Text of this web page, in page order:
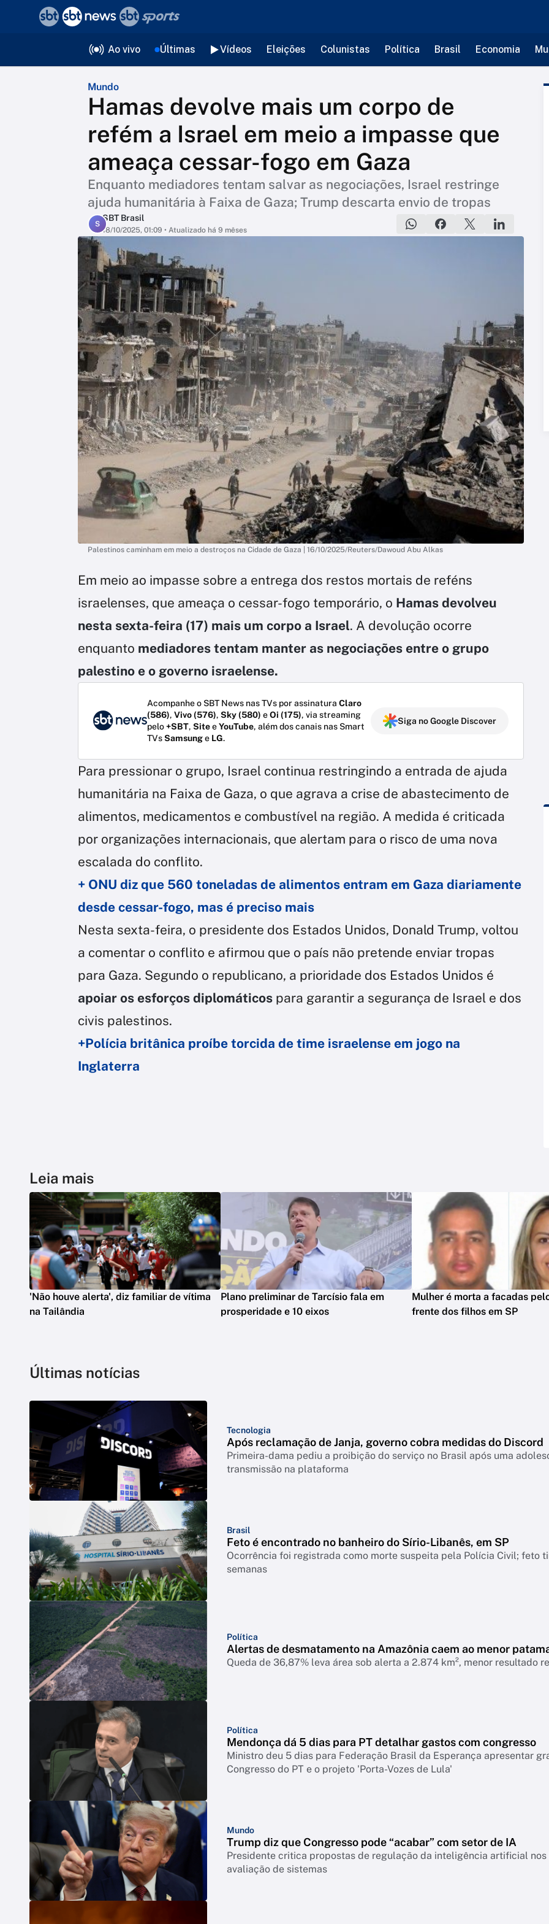
Ao vivo Últimas Vídeos Eleições Colunistas Política Brasil Economia
Mundo
Hamas devolve mais um corpo de
refém a Israel em meio a impasse que
ameaça cessar-fogo em Gaza
Enquanto mediadores tentam salvar as negociações, Israel restringe
ajuda humanitária à Faixa de Gaza; Trump descarta envio de tropas
S
SBT Brasil
18/10/2025, 01:09 • Atualizado há 9 mêses
Palestinos caminham em meio a destroços na Cidade de Gaza | 16/10/2025/Reuters/Dawoud Abu Alkas
Em meio ao impasse sobre a entrega dos restos mortais de reféns
israelenses, que ameaça o cessar-fogo temporário, o Hamas devolveu
nesta sexta-feira (17) mais um corpo a Israel. A devolução ocorre
enquanto mediadores tentam manter as negociações entre o grupo
palestino e o governo israelense.
Acompanhe o SBT News nas TVs por assinatura Claro
(586), Vivo (576), Sky (580) eOi (175), via streaming
pelo+SBT, SiteeYouTube, além dos canais nas Smart
TVsSamsunge LG.
Siga no Google Discover
Para pressionar o grupo, Israel continua restringindo a entrada de ajuda
humanitária na Faixa de Gaza, o que agrava a crise de abastecimento de
alimentos, medicamentos e combustível na região. A medida é criticada
por organizações internacionais, que alertam para o risco de uma nova
escalada do conflito.
+ ONU diz que 560 toneladas de alimentos entram em Gaza diariamente
desde cessar-fogo, mas é preciso mais
Nesta sexta-feira, o presidente dos Estados Unidos, Donald Trump, voltou
a comentar o conflito e afirmou que o país não pretende enviar tropas
para Gaza. Segundo o republicano, a prioridade dos Estados Unidos é
apoiar os esforços diplomáticos para garantir a segurança de Israel e dos
civis palestinos.
+Polícia britânica proíbe torcida de time israelense em jogo na
Inglaterra
Leia mais
'Não houve alerta', diz familiar de vítima
na Tailândia
Plano preliminar de Tarcísio fala em
prosperidade e 10 eixos
Mulher é morta a facadas
frente dos filhos em SP
Últimas notícias
Tecnologia
Após reclamação de Janja, governo cobra medidas do Discord
Primeira-dama pediu a proibição do serviço no Brasil após uma
transmissão na plataforma
Brasil
Feto é encontrado no banheiro do Sírio-Libanês, em SP
Ocorrência foi registrada como morte suspeita pela Polícia Civil; feto
semanas
Política
Alertas de desmatamento na Amazônia caem ao menor
Queda de 36,87% leva área sob alerta a 2.874 km², menor resultado
Política
Mendonça dá 5 dias para PT detalhar gastos com congresso
Ministro deu 5 dias para Federação Brasil da Esperança apresentar
Congresso do PT e o projeto 'Porta-Vozes de Lula'
Mundo
Trump diz que Congresso pode “acabar” com setor de IA
Presidente critica propostas de regulação da inteligência artificial nos
avaliação de sistemas
voltar
Editorias